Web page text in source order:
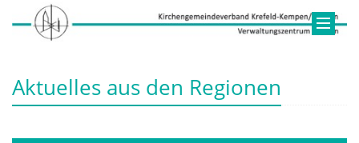
Aktuelles aus den Regionen